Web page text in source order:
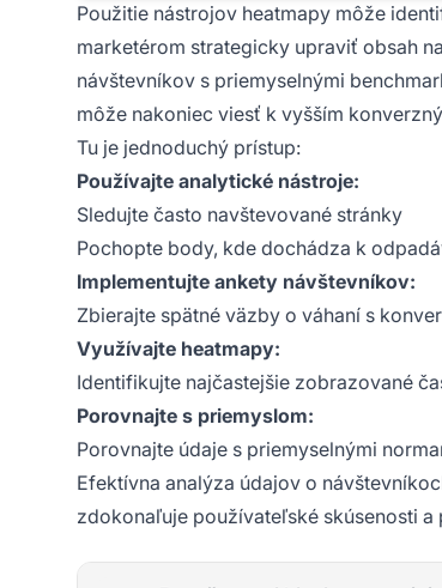
Použitie nástrojov heatmapy môže
marketérom strategicky upraviť obsah
návštevníkov s priemyselnými
môže nakoniec viesť k vyšším
Tu je jednoduchý prístup:
Používajte analytické nástroje:
Sledujte často navštevované stránky
Pochopte body, kde dochádza k
Implementujte ankety návštevníkov:
Zbierajte spätné väzby o váhaní s
Využívajte heatmapy:
Identifikujte najčastejšie zobrazované
Porovnajte s priemyslom:
Porovnajte údaje s priemyselnými
Efektívna analýza údajov o
zdokonaľuje používateľské skúsenosti